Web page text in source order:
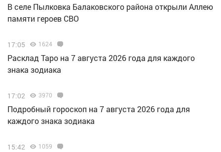
В селе Пылковка Балаковского района открыли Аллею
памяти героев СВО
17:05 1624
Расклад Таро на 7 августа 2026 года для каждого
знака зодиака
17:02 3970
Подробный гороскоп на 7 августа 2026 года для
каждого знака зодиака
15:42 1059